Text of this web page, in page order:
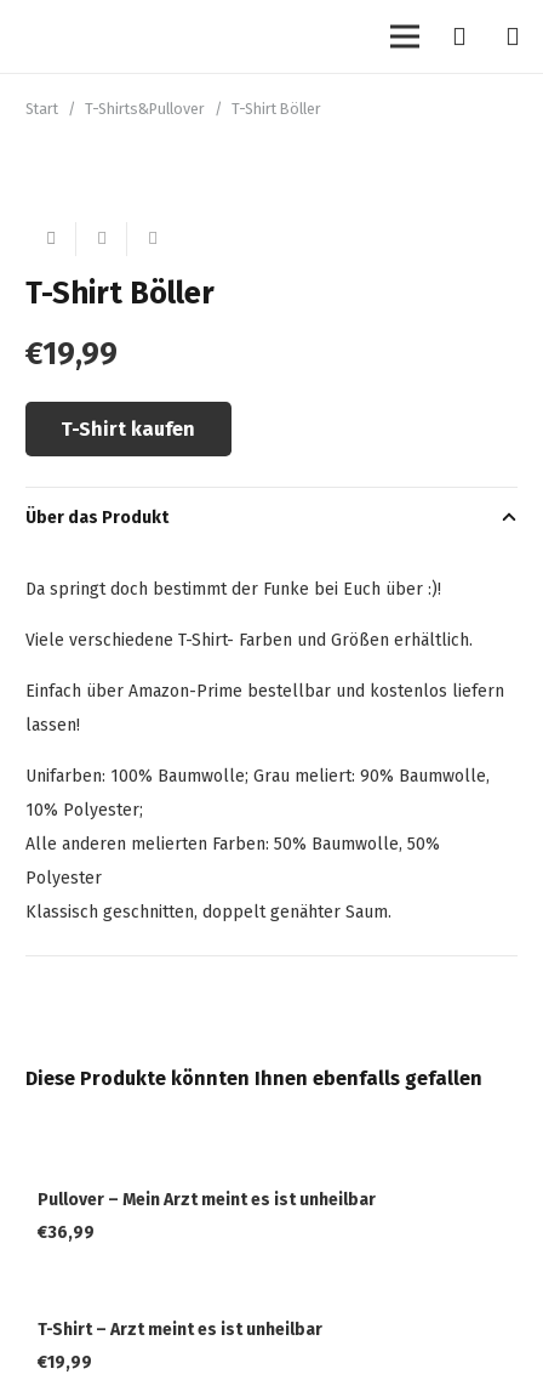
Start / T-Shirts&Pullover / T-Shirt Böller
T-Shirt Böller
€19,99
T-Shirt kaufen
Über das Produkt
Da springt doch bestimmt der Funke bei Euch über :)!
Viele verschiedene T-Shirt- Farben und Größen erhältlich.
Einfach über Amazon-Prime bestellbar und kostenlos liefern
lassen!
Unifarben: 100% Baumwolle; Grau meliert: 90% Baumwolle,
10% Polyester;
Alle anderen melierten Farben: 50% Baumwolle, 50%
Polyester
Klassisch geschnitten, doppelt genähter Saum.
Diese Produkte könnten Ihnen ebenfalls gefallen
Pullover – Mein Arzt meint es ist unheilbar
€36,99
T-Shirt – Arzt meint es ist unheilbar
€19,99